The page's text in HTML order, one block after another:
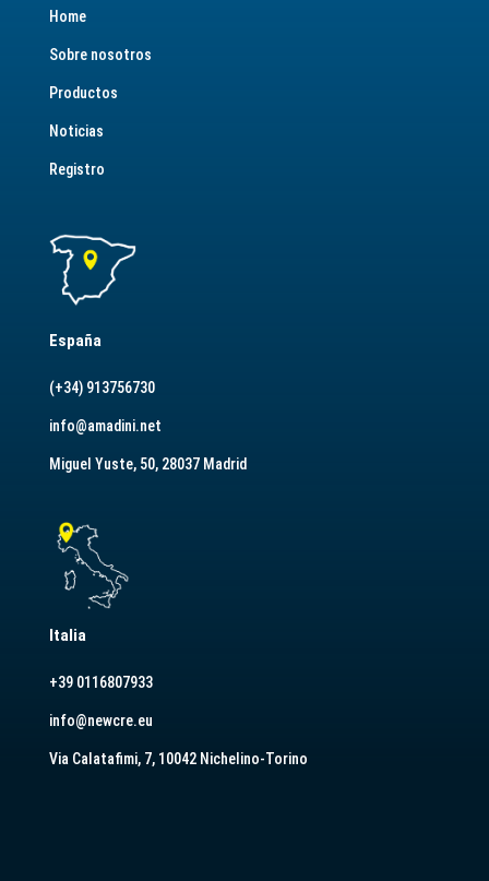
Home
Sobre nosotros
Productos
Noticias
Registro
España
(+34) 913756730
info@amadini.net
Miguel Yuste, 50, 28037 Madrid
Italia
+39 0116807933
info@newcre.eu
Via Calatafimi, 7, 10042 Nichelino-Torino